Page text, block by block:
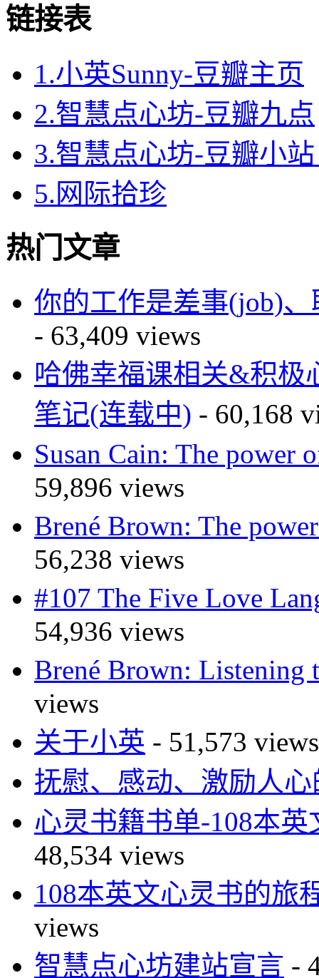
链接表
1.小英Sunny-豆瓣主页
2.智慧点心坊-豆瓣九点
3.智慧点心坊-豆瓣小
5.网际拾珍
热门文章
你的工作是差事(job)、
- 63,409 views
哈佛幸福课相关&积极
笔记(连载中) - 60,168
Susan Cain: The
59,896 views
Brené Brown: The
56,238 views
#107 The Five Love
54,936 views
Brené Brown: Listening
views
关于小英 - 51,573 views
抚慰、感动、激励人
心灵书籍书单-108本
48,534 views
108本英文心灵书的旅
views
智慧点心坊建站宣言 -